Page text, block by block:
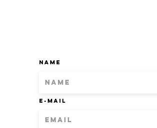
Name
E-Mail